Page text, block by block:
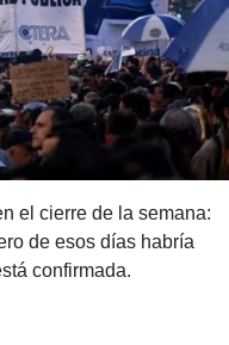
el cierre de la semana:
de esos días habría
confirmada.